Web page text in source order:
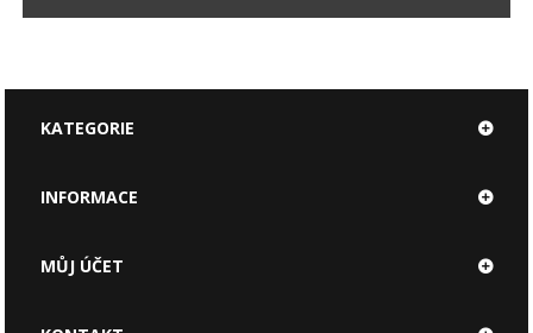
KATEGORIE
INFORMACE
MŮJ ÚČET